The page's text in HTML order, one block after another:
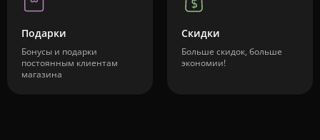
Подарки
Бонусы и подарки
постоянным клиентам
магазина
Скидки
Больше скидок, больше
экономии!